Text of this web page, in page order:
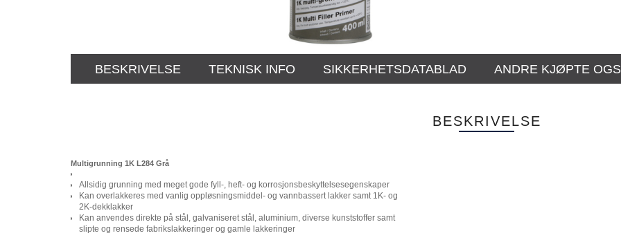
BESKRIVELSE TEKNISK INFO SIKKERHETSDATABLAD ANDRE KJØPTE
BESKRIVELSE
Multigrunning 1K L284 Grå
Allsidig grunning med meget gode fyll-, heft- og korrosjonsbeskyttelsesegenskaper
Kan overlakkeres med vanlig oppløsningsmiddel- og vannbassert lakker samt 1K- og
2K-dekklakker
Kan anvendes direkte på stål, galvaniseret stål, aluminium, diverse kunststoffer samt
slipte og rensede fabrikslakkeringer og gamle lakkeringer